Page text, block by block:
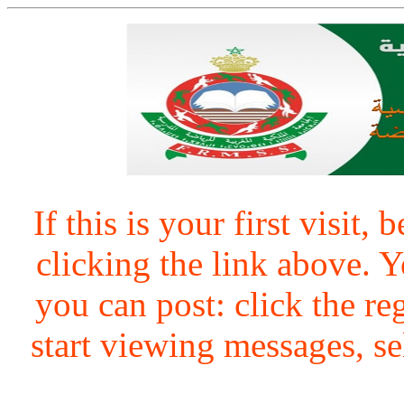
If this is your first visit,
clicking the link above.
you can post: click the
start viewing messages,